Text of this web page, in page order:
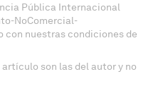
Pública Internacional
NoComercial-
con nuestras condiciones de
son las del autor y no